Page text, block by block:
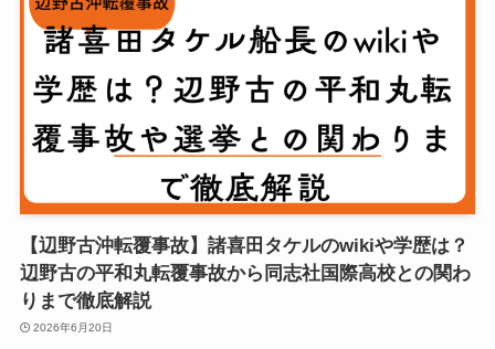
【辺野古沖転覆事故】諸喜田タケルのwikiや学歴は？
辺野古の平和丸転覆事故から同志社国際高校との関わ
りまで徹底解説
2026年6月20日